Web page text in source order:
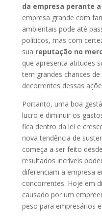
da empresa perante
empresa grande com
ambientais pode até
políticos, mas com
sua reputação no
que apresenta atitudes
tem grandes chances
decorrentes dessas
Portanto, uma boa
lucro e diminuir os
fica dentro da lei e
nova tendência de
começa a ser feito
resultados incríveis
diferenciam a empresa
concorrentes. Hoje em
causado por um
peso para empresários